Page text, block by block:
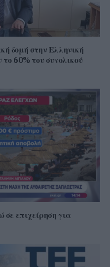
δομή στην Ελληνική
60% του συνολικού
σε επιχείρηση για